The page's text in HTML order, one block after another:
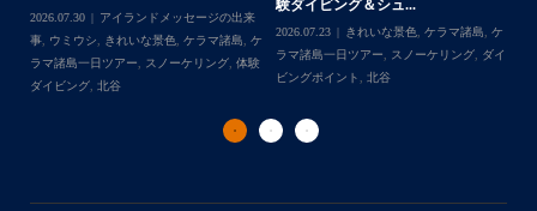
Follow on Instagram
2026.07.06
アイランドメッセージの出来
事, ウミガメ きれいな景色 ケラマ諸島
ケ
ラマ諸島一日ツアー
スノーケリング, ボー
トダイブ,体験ダイビング
の出来事, きれいな景色,ケラマ諸島一日ツ
アー ,スノーケリング , チャータークルー
ズ , 沖縄本島 社員旅行